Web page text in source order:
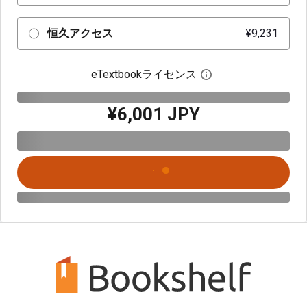
恒久アクセス ¥9,231
eTextbookライセンス デジタルライセン
¥6,001 JPY